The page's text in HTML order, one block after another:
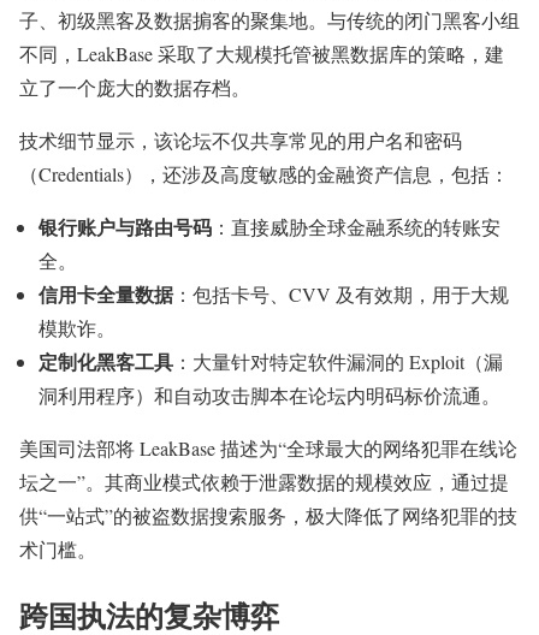
子、初级黑客及数据掮客的聚集地。与传统的闭门黑客小组
不同，LeakBase 采取了大规模托管被黑数据库的策略，建
立了一个庞大的数据存档。
技术细节显示，该论坛不仅共享常见的用户名和密码
（Credentials），还涉及高度敏感的金融资产信息，包括：
银行账户与路由号码 ：直接威胁全球金融系统的转账安
全。
信用卡全量数据：包括卡号、CVV 及有效期，用于大规
模欺诈。
定制化黑客工具 ：大量针对特定软件漏洞的 Exploit（漏
洞利用程序）和自动攻击脚本在论坛内明码标价流通。
美国司法部将 LeakBase 描述为“全球最大的网络犯罪在线论
坛之一”。其商业模式依赖于泄露数据的规模效应，通过提
供“一站式”的被盗数据搜索服务，极大降低了网络犯罪的技
术门槛。
跨国执法的复杂博弈